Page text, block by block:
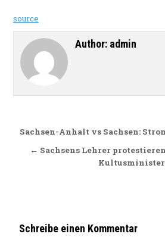
source
Author: admin
Sachsen-Anhalt vs Sachsen:
← Sachsens Lehrer
Schreibe einen Kommentar